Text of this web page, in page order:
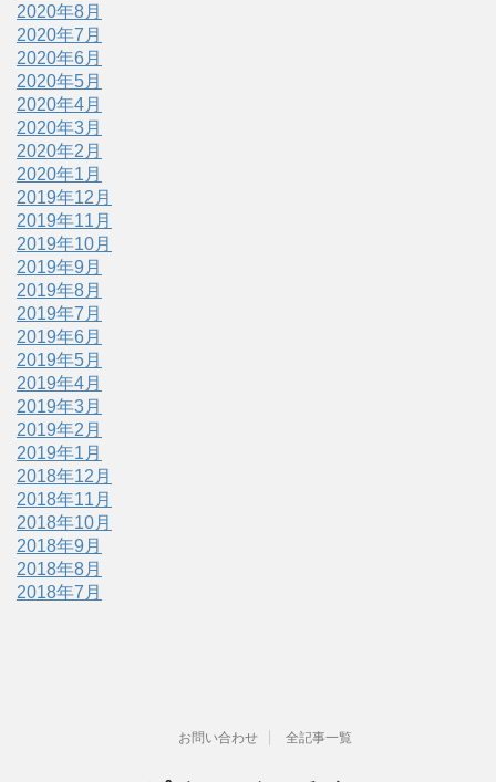
2020年8月
2020年7月
2020年6月
2020年5月
2020年4月
2020年3月
2020年2月
2020年1月
2019年12月
2019年11月
2019年10月
2019年9月
2019年8月
2019年7月
2019年6月
2019年5月
2019年4月
2019年3月
2019年2月
2019年1月
2018年12月
2018年11月
2018年10月
2018年9月
2018年8月
2018年7月
お問い合わせ 全記事一覧